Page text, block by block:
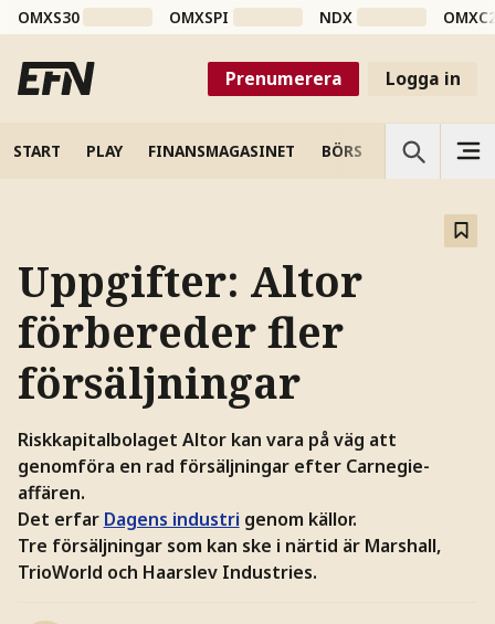
OMXS30 OMXSPI NDX
Prenumerera Logga in
START PLAY FINANSMAGASINET BÖRS VETENSKAP
Uppgifter: Altor
förbereder fler
försäljningar
Riskkapitalbolaget Altor kan vara på väg att
genomföra en rad försäljningar efter Carnegie-
affären.
Det erfar Dagens industri genom källor.
Tre försäljningar som kan ske i närtid är Marshall,
TrioWorld och Haarslev Industries.